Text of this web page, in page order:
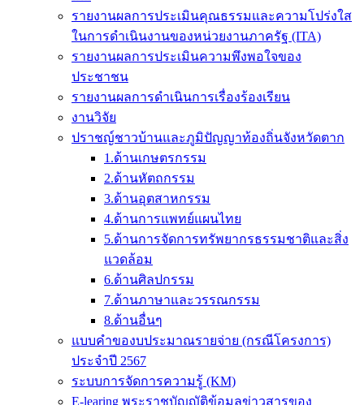
รายงานผลการประเมินคุณธรรมและความโปร่งใส
ในการดำเนินงานของหน่วยงานภาครัฐ (ITA)
รายงานผลการประเมินความพึงพอใจของ
ประชาชน
รายงานผลการดำเนินการเรื่องร้องเรียน
งานวิจัย
ปราชญ์ชาวบ้านและภูมิปัญญาท้องถิ่นจังหวัดตาก
1.ด้านเกษตรกรรม
2.ด้านหัตถกรรม
3.ด้านอุตสาหกรรม
4.ด้านการแพทย์แผนไทย
5.ด้านการจัดการทรัพยากรธรรมชาติและสิ่ง
แวดล้อม
6.ด้านศิลปกรรม
7.ด้านภาษาและวรรณกรรม
8.ด้านอื่นๆ
แบบคำของบประมาณรายจ่าย (กรณีโครงการ)
ประจำปี 2567
ระบบการจัดการความรู้ (KM)
E-learing พระราชบัญญัติข้อมูลข่าวสารของ